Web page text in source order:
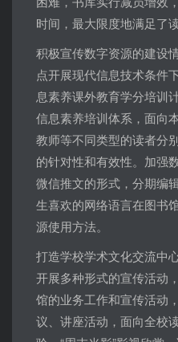
时间，最大限度地满足了
积极宣传数字资源的建设
点开展现代信息技术条件
息素养课外教育学分培训
信息素养培训体系，面向
教师等不同类型的读者分
的针对性和有效性。加强
微信推文的形式，分期编
生喜欢的网络语言在图书
源使用方法。
打造学校学术文化交流中
开展多种形式的宣传活动
馆的业务工作和宣传活动
议、讲座活动，面向全校